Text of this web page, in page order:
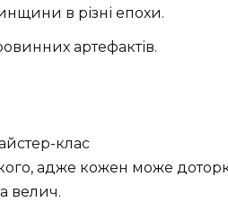
в різні епохи.
артефактів.
адже кожен може
велич.